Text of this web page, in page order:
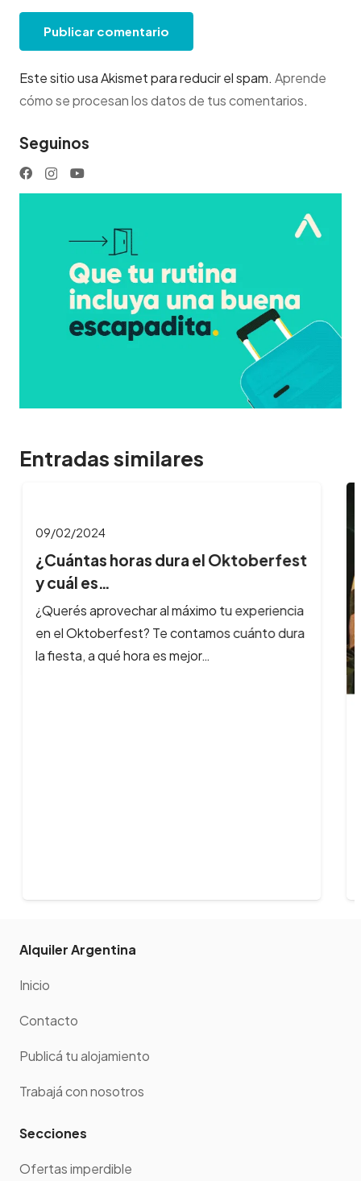
Publicar comentario
Este sitio usa Akismet para reducir el spam. Aprende
cómo se procesan los datos de tus comentarios.
Seguinos
Entradas similares
09/02/2024
¿Cuántas horas dura el Oktoberfest
y cuál es…
¿Querés aprovechar al máximo tu experiencia
en el Oktoberfest? Te contamos cuánto dura
la fiesta, a qué hora es mejor…
Alquiler Argentina
Inicio
Contacto
Publicá tu alojamiento
Trabajá con nosotros
Secciones
Ofertas imperdible